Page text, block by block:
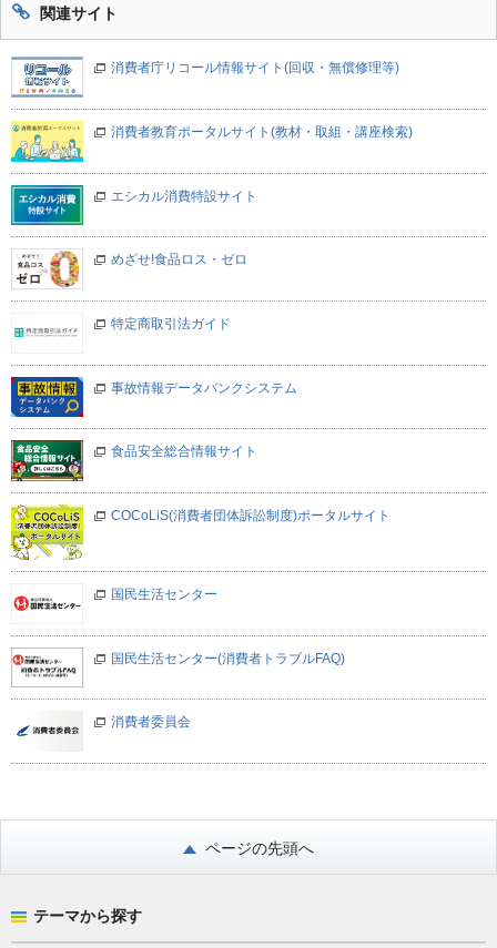
関連サイト
消費者庁リコール情報サイト(回収・無償修理等)
消費者教育ポータルサイト(教材・取組・講座検索)
エシカル消費特設サイト
めざせ!食品ロス・ゼロ
特定商取引法ガイド
事故情報データバンクシステム
食品安全総合情報サイト
COCoLiS(消費者団体訴訟制度)ポータルサイト
国民生活センター
国民生活センター(消費者トラブルFAQ)
消費者委員会
ページの先頭へ
テーマから探す